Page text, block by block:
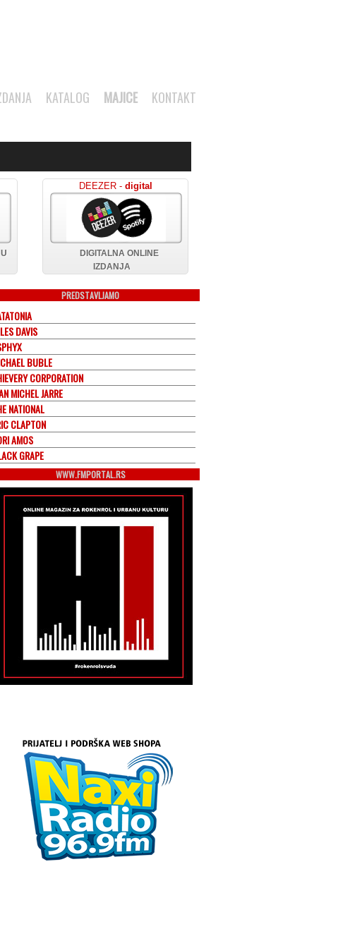
KATALOG MAJICE KONTAKT
DEEZER - digital
DIGITALNA ONLINE
IZDANJA
PREDSTAVLJAMO
DAVIS
BUBLE
CORPORATION
MICHEL JARRE
NATIONAL
CLAPTON
AMOS
GRAPE
WWW.FMPORTAL.RS